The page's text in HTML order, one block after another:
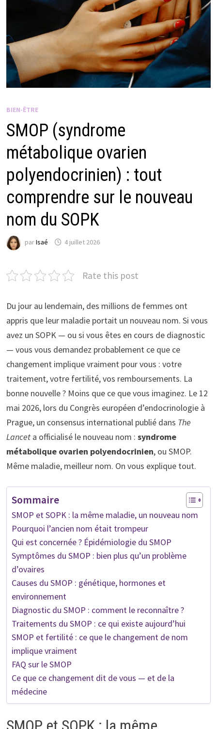
BIEN-ÊTRE
SMOP (syndrome
métabolique ovarien
polyendocrinien) : tout
comprendre sur le nouveau
nom du SOPK
parIsaé 4 juillet 2026
Rate this post
Du jour au lendemain, des millions de femmes ont
appris que leur maladie portait un nouveau nom. Si vous
avez un SOPK — ou si vous êtes en cours de diagnostic
— vous vous demandez probablement ce que ce
changement implique vraiment pour vous : votre
traitement, votre fertilité, vos remboursements. La
bonne nouvelle ? Moins que ce que vous imaginez. Le 12
mai 2026, lors du Congrès européen d’endocrinologie à
Prague, un consensus international publié dans The
Lanceta officialisé le nouveau nom : syndrome
métabolique ovarien polyendocrinien, ou SMOP.
Même maladie, meilleur nom. On vous explique tout.
Sommaire
SMOP et SOPK : la même maladie, un nouveau nom
Pourquoi l’ancien nom était trompeur
Qui est concernée ? Épidémiologie du SMOP
Symptômes du SMOP : bien plus qu’un problème
d’ovaires
Causes du SMOP : génétique, hormones et
environnement
Diagnostic du SMOP : comment le reconnaître ?
Traitements du SMOP : ce qui existe aujourd’hui
SMOP et fertilité : ce que le changement de nom
implique vraiment
FAQ sur le SMOP
Ce que ce changement dit de vous — et de la
médecine